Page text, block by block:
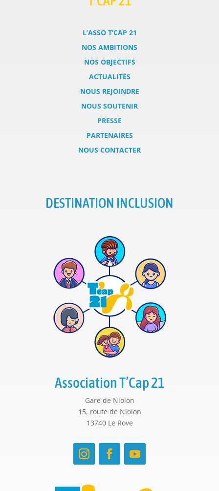
L’ASSO T’CAP 21
NOS AMBITIONS
NOS OBJECTIFS
ACTUALITÉS
NOUS REJOINDRE
NOUS SOUTENIR
PRESSE
PARTENAIRES
NOUS CONTACTER
DESTINATION INCLUSION
Association T’Cap 21
Gare de Niolon
15, route de Niolon
13740 Le Rove